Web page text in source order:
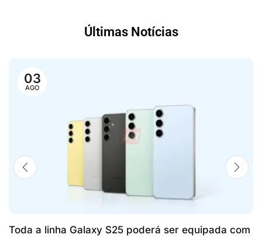
Últimas Notícias
03
AGO
Toda a linha Galaxy S25 poderá ser equipada com